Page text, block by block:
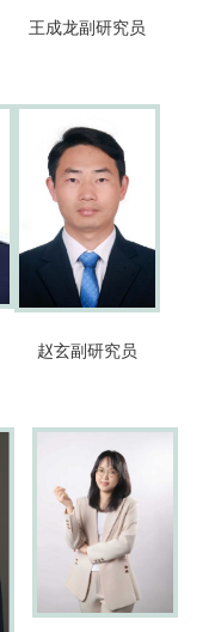
王成龙副研究员
赵玄副研究员